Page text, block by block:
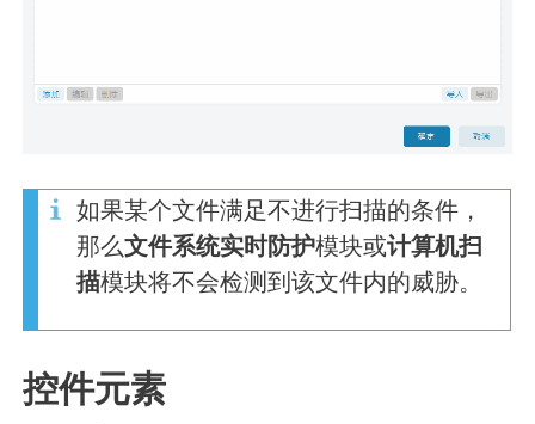
如果某个文件满足不进行扫描的条件，
那么文件系统实时防护模块或计算机扫
描模块将不会检测到该文件内的威胁。
控件元素